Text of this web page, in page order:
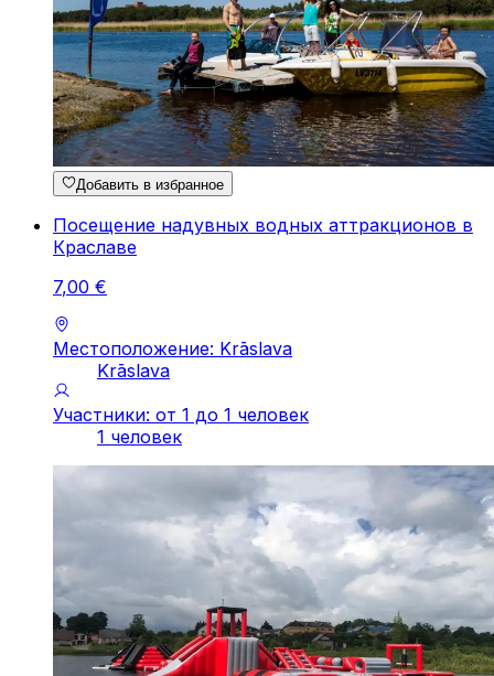
Добавить в избранное
Посещение надувных водных аттракционов в
Краславе
7,00 €
Местоположение: Krāslava
Krāslava
Участники: от 1 до 1 человек
1 человек